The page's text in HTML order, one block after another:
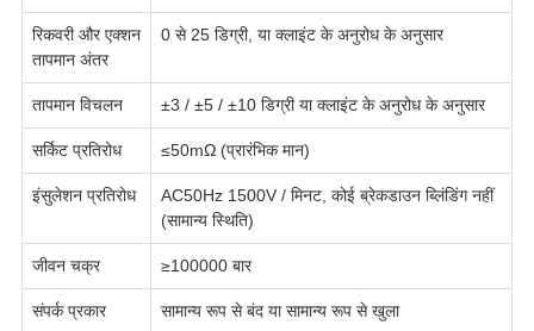
रिकवरी और एक्शन
तापमान अंतर
0 से 25 डिग्री, या क्लाइंट के अनुरोध के अनुसार
तापमान विचलन ±3 / ±5 / ±10 डिग्री या क्लाइंट के अनुरोध के अनुसार
सर्किट प्रतिरोध ≤50mΩ (प्रारंभिक मान)
इंसुलेशन प्रतिरोध
AC50Hz 1500V / मिनट, कोई ब्रेकडाउन ब्लिंडिंग नहीं
(सामान्य स्थिति)
जीवन चक्र ≥100000 बार
संपर्क प्रकार सामान्य रूप से बंद या सामान्य रूप से खुला